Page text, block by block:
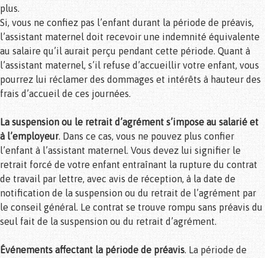
plus.
Si, vous ne confiez pas l’enfant durant la période de préavis,
l’assistant maternel doit recevoir une indemnité équivalente
au salaire qu’il aurait perçu pendant cette période. Quant à
l’assistant maternel, s’il refuse d’accueillir votre enfant, vous
pourrez lui réclamer des dommages et intérêts à hauteur des
frais d’accueil de ces journées.
La suspension ou le retrait d’agrément s’impose au salarié et
à l’employeur. Dans ce cas, vous ne pouvez plus confier
l’enfant à l’assistant maternel. Vous devez lui signifier le
retrait forcé de votre enfant entraînant la rupture du contrat
de travail par lettre, avec avis de réception, à la date de
notification de la suspension ou du retrait de l’agrément par
le conseil général. Le contrat se trouve rompu sans préavis du
seul fait de la suspension ou du retrait d’agrément.
Événements affectant la période de préavis. La période de